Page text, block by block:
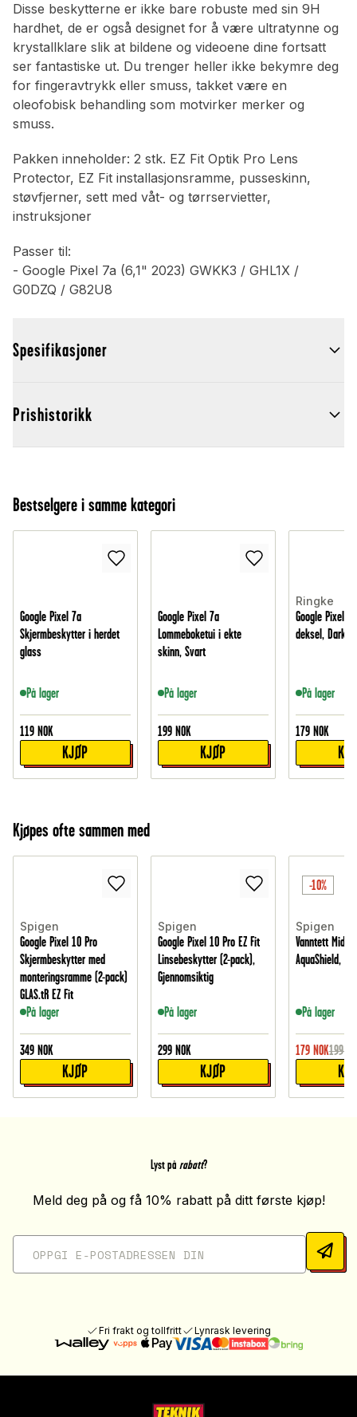
Disse beskytterne er ikke bare robuste med sin 9H
hardhet, de er også designet for å være ultratynne og
krystallklare slik at bildene og videoene dine fortsatt
ser fantastiske ut. Du trenger heller ikke bekymre deg
for fingeravtrykk eller smuss, takket være en
oleofobisk behandling som motvirker merker og
smuss.
Pakken inneholder: 2 stk. EZ Fit Optik Pro Lens
Protector, EZ Fit installasjonsramme, pusseskinn,
støvfjerner, sett med våt- og tørrservietter,
instruksjoner
Passer til:
- Google Pixel 7a (6,1" 2023) GWKK3 / GHL1X /
G0DZQ / G82U8
Spesifikasjoner
Prishistorikk
Bestselgere i samme kategori
Google Pixel 7a
Skjermbeskytter i herdet
glass
På lager
119 NOK
KJØP
Google Pixel 7a
Lommeboketui i ekte
skinn, Svart
På lager
199 NOK
KJØP
Ringke
Google Pixel
deksel, Dark
På lager
179 NOK
Kjøpes ofte sammen med
Spigen
Google Pixel 10 Pro
Skjermbeskytter med
monteringsramme (2-pack)
GLAS.tR EZ Fit
På lager
349 NOK
KJØP
Spigen
Google Pixel 10 Pro EZ Fit
Linsebeskytter (2-pack),
Gjennomsiktig
På lager
299 NOK
KJØP
-10%
Spigen
Vanntett
AquaShield,
På lager
179 NOK199
Lyst på rabatt?
Meld deg på og få 10% rabatt på ditt første kjøp!
Fri frakt og tollfritt Lynrask levering